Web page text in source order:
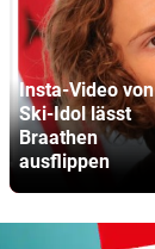
Insta-Video von
Ski-Idol lässt
Braathen
ausflippen